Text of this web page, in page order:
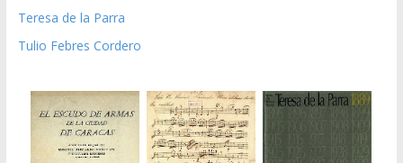
Teresa de la Parra
Tulio Febres Cordero